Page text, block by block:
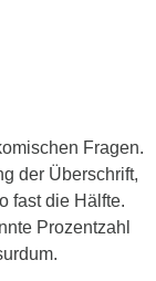
Fragen.
der Überschrift,
fast die Hälfte.
Prozentzahl